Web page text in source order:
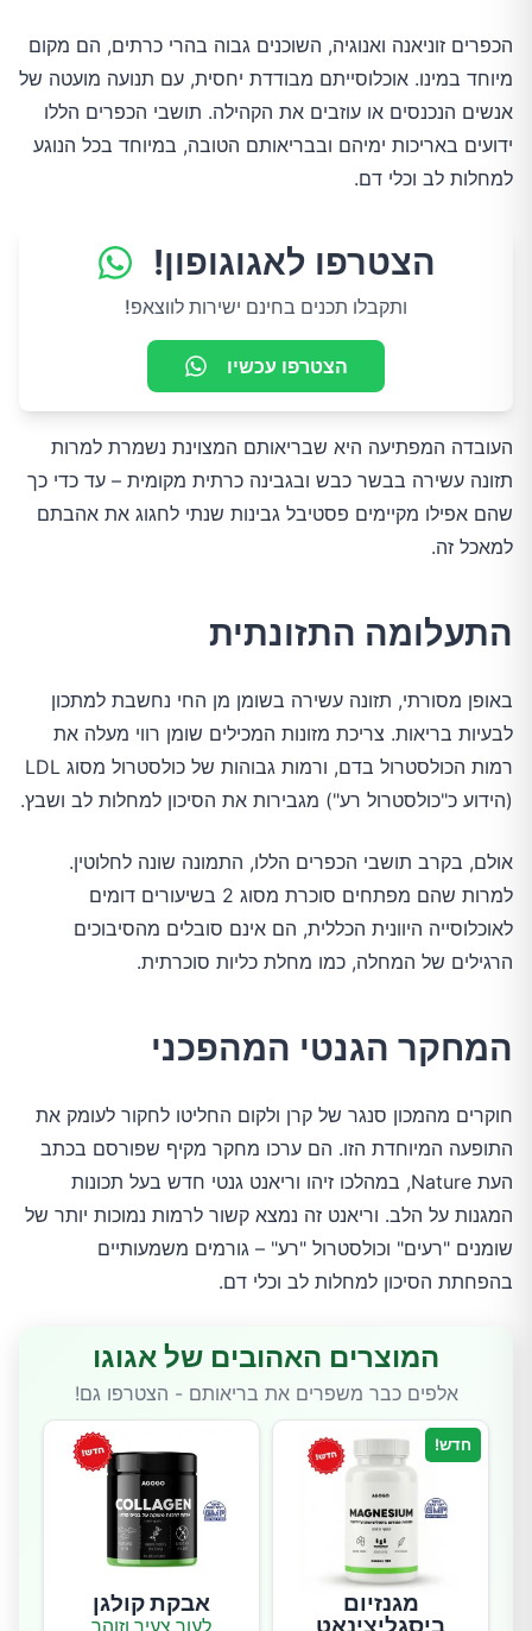
הכפרים זוניאנה ואנוגיה, השוכנים גבוה בהרי כרתים, הם מקום
מיוחד במינו. אוכלוסייתם מבודדת יחסית, עם תנועה מועטה של
אנשים הנכנסים או עוזבים את הקהילה. תושבי הכפרים הללו
ידועים באריכות ימיהם ובבריאותם הטובה, במיוחד בכל הנוגע
למחלות לב וכלי דם.
הצטרפו לאגוגופון!
ותקבלו תכנים בחינם ישירות לווצאפ!
הצטרפו עכשיו
העובדה המפתיעה היא שבריאותם המצוינת נשמרת למרות
תזונה עשירה בבשר כבש ובגבינה כרתית מקומית – עד כדי כך
שהם אפילו מקיימים פסטיבל גבינות שנתי לחגוג את אהבתם
למאכל זה.
התעלומה התזונתית
באופן מסורתי, תזונה עשירה בשומן מן החי נחשבת למתכון
לבעיות בריאות. צריכת מזונות המכילים שומן רווי מעלה את
רמות הכולסטרול בדם, ורמות גבוהות של כולסטרול מסוג LDL
(הידוע כ"כולסטרול רע") מגבירות את הסיכון למחלות לב ושבץ.
אולם, בקרב תושבי הכפרים הללו, התמונה שונה לחלוטין.
למרות שהם מפתחים סוכרת מסוג 2 בשיעורים דומים
לאוכלוסייה היוונית הכללית, הם אינם סובלים מהסיבוכים
הרגילים של המחלה, כמו מחלת כליות סוכרתית.
המחקר הגנטי המהפכני
חוקרים מהמכון סנגר של קרן ולקום החליטו לחקור לעומק את
התופעה המיוחדת הזו. הם ערכו מחקר מקיף שפורסם בכתב
העת Nature, במהלכו זיהו וריאנט גנטי חדש בעל תכונות
המגנות על הלב. וריאנט זה נמצא קשור לרמות נמוכות יותר של
שומנים "רעים" וכולסטרול "רע" – גורמים משמעותיים
בהפחתת הסיכון למחלות לב וכלי דם.
המוצרים האהובים של אגוגו
אלפים כבר משפרים את בריאותם - הצטרפו גם!
חדש!
מגנזיום
אבקת קולגן
לעור צעיר וזוהר